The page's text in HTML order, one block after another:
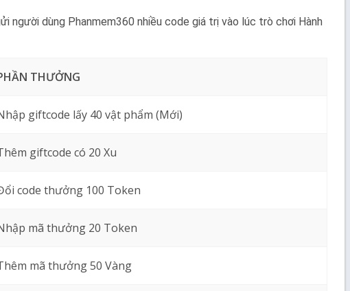
người dùng Phanmem360 nhiều code giá trị vào lúc trò chơi Hành
THƯỞNG
giftcode lấy 40 vật phẩm (Mới)
giftcode có 20 Xu
code thưởng 100 Token
mã thưởng 20 Token
mã thưởng 50 Vàng